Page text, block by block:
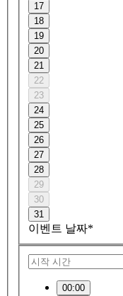
17
18
19
20
21
22
23
24
25
26
27
28
29
30
31
이벤트 날짜*
00:00